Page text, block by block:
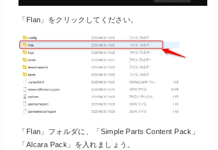
「Flan」をクリックしてください。
「Flan」フォルダに、「Simple Parts Content Pack」
「Alcara Pack」を入れましょう。